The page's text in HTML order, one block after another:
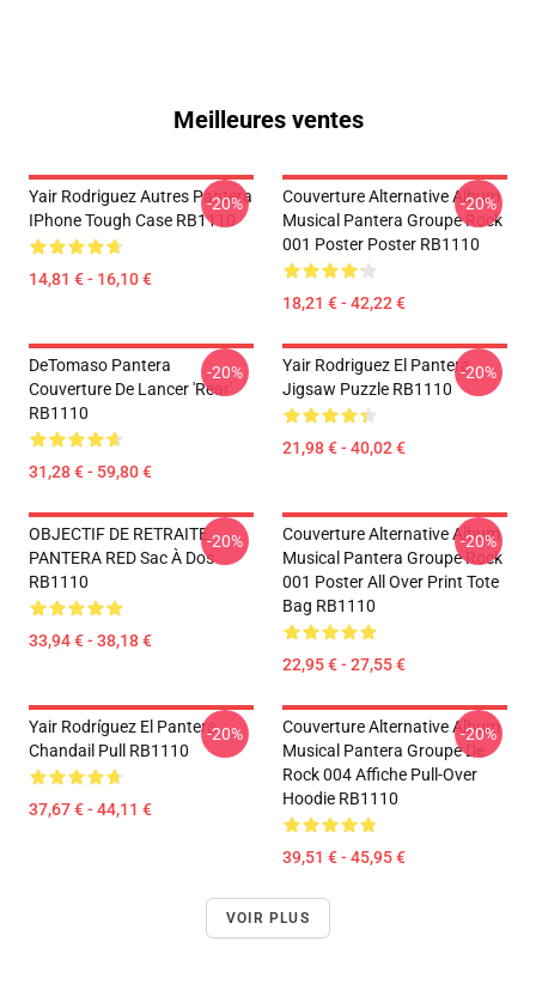
Meilleures ventes
Yair Rodriguez Autres Pantera
IPhone Tough Case RB1110
14,81 € - 16,10 €
-20%
Couverture Alternative Album
Musical Pantera Groupe Rock
001 Poster Poster RB1110
18,21 € - 42,22 €
-20%
DeTomaso Pantera
Couverture De Lancer 'Rear'
RB1110
31,28 € - 59,80 €
-20%
Yair Rodriguez El Pantera
Jigsaw Puzzle RB1110
21,98 € - 40,02 €
-20%
OBJECTIF DE RETRAITE
PANTERA RED Sac À Dos
RB1110
33,94 € - 38,18 €
-20%
Couverture Alternative Album
Musical Pantera Groupe Rock
001 Poster All Over Print Tote
Bag RB1110
22,95 € - 27,55 €
-20%
Yair Rodríguez El Pantera
Chandail Pull RB1110
37,67 € - 44,11 €
-20%
Couverture Alternative Album
Musical Pantera Groupe De
Rock 004 Affiche Pull-Over
Hoodie RB1110
39,51 € - 45,95 €
-20%
VOIR PLUS